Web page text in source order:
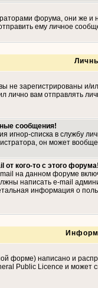
форума, они же и
ему личное
не зарегистрированы
лично вам отправлять
сообщения!
игнор-списка в службу
он может
кого-то с этого
на данном форуме
написать e-mail
информация о
форме) написано и
Public Licence и может